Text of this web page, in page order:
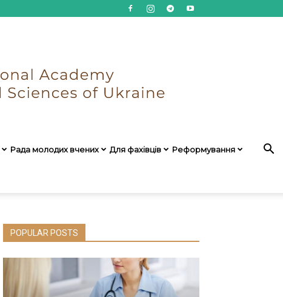
Рада молодих вчених Для фахівців Реформування
POPULAR POSTS